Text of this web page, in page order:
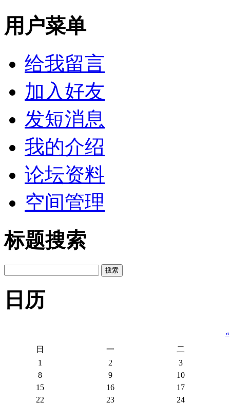
用户菜单
给我留言
加入好友
发短消息
我的介绍
论坛资料
空间管理
标题搜索
日历
«
日
一
二
1
2
3
8
9
10
15
16
17
22
23
24